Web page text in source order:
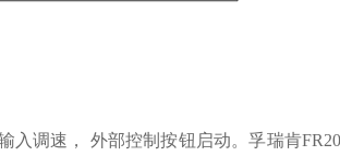
入调速， 外部控制按钮启动。孚瑞肯